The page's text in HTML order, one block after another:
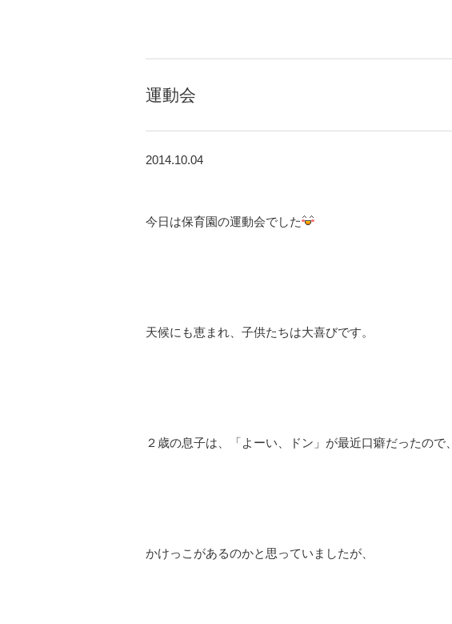
運動会
2014.10.04
今日は保育園の運動会でした
天候にも恵まれ、子供たちは大喜びです。
２歳の息子は、「よーい、ドン」が最近口癖だったので、
かけっこがあるのかと思っていましたが、